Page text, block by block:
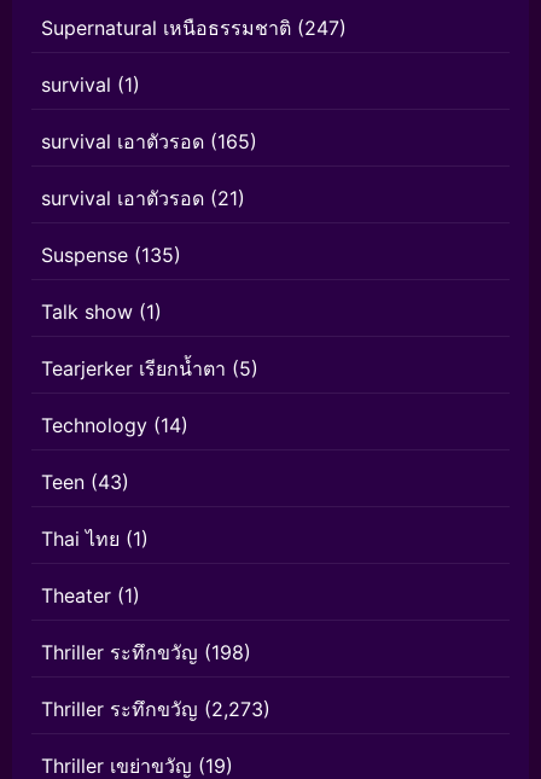
Supernatural เหนือธรรมชาติ (247)
survival (1)
survival เอาตัวรอด (165)
survival เอาตัวรอด (21)
Suspense (135)
Talk show (1)
Tearjerker เรียกน้ำตา (5)
Technology (14)
Teen (43)
Thai ไทย (1)
Theater (1)
Thriller ระทึกขวัญ (198)
Thriller ระทึกขวัญ (2,273)
Thriller เขย่าขวัญ (19)